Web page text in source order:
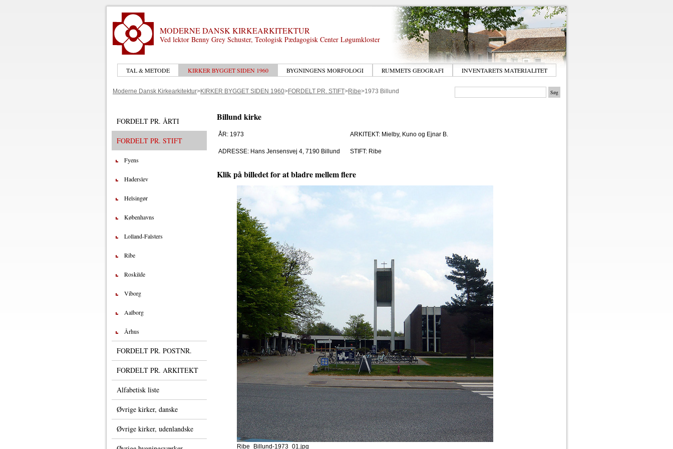
MODERNE DANSK KIRKEARKITEKTUR
Ved lektor Benny Grey Schuster, Teologisk Pædagogisk Center Løgumkloster
TAL & METODE KIRKER BYGGET SIDEN 1960 BYGNINGENS MORFOLOGI RUMMETS GEOGRAFI INVENTARETS MATERIALITET
Moderne Dansk Kirkearkitektur>KIRKER BYGGET SIDEN 1960>FORDELT PR. STIFT>Ribe>1973 Billund
FORDELT PR. ÅRTI
FORDELT PR. STIFT
Fyens
Haderslev
Helsingør
Københavns
Lolland-Falsters
Ribe
Roskilde
Viborg
Aalborg
Århus
FORDELT PR. POSTNR.
FORDELT PR. ARKITEKT
Alfabetisk liste
Øvrige kirker, danske
Øvrige kirker, udenlandske
Billund kirke
ÅR: 1973 ARKITEKT: Mielby, Kuno og Ejnar B.
ADRESSE: Hans Jensensvej 4, 7190 Billund STIFT: Ribe
Klik på billedet for at bladre mellem flere
Ribe_Billund-1973_01.jpg